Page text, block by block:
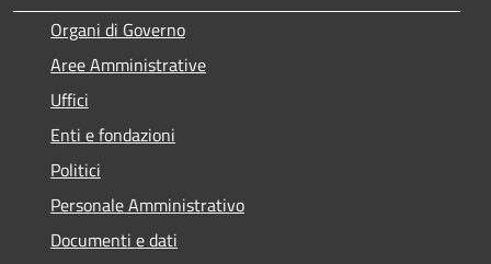
Organi di Governo
Aree Amministrative
Uffici
Enti e fondazioni
Politici
Personale Amministrativo
Documenti e dati